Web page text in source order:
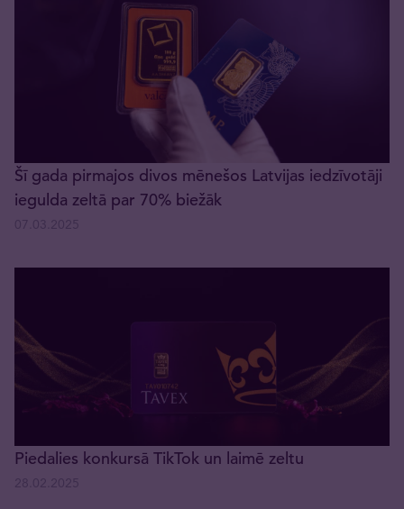
Šī gada pirmajos divos mēnešos Latvijas iedzīvotāji
iegulda zeltā par 70% biežāk
Piedalies konkursā TikTok un laimē zeltu